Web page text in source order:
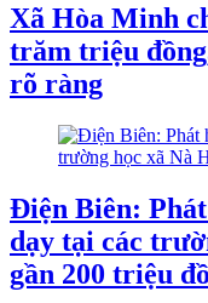
Xã Hòa Minh
trăm triệu
rõ ràng
Điện Biên:
dạy tại các
gần 200 triệu